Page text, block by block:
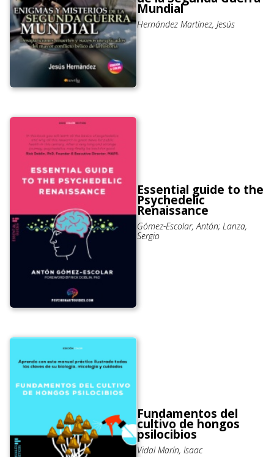
Mundial
Hernández Martínez, Jesús
Essential guide to the
Psychedelic
Renaissance
Gómez-Escolar, Antón; Lanza,
Sergio
Fundamentos del
cultivo de hongos
psilocibios
Vidal Marín, Isaac